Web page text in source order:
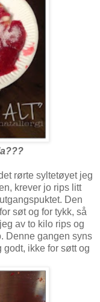
rørte syltetøyet jeg
krever jo rips litt
Den
søt og for tykk, så
av to kilo rips og
Denne gangen syns
godt, ikke for søtt og